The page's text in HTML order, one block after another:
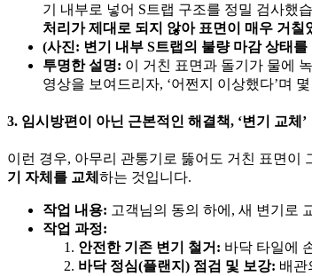
기 내부로 넣어 S트랩 구조를 정밀 검사했
처리가 제대로 되지 않아 표면이 매우 거칠
(사진: 변기 내부 S트랩의 불량 마감 상태
투명한 설명: 이 거친 표면과 돌기가 물에
영상을 보여드리자, ‘어쩐지 이상했다’며
3. 임시방편이 아닌 근본적인 해결책, ‘변기 교체’
이런 경우, 아무리 관통기로 뚫어도 거친 표면이
기 자체를 교체 하는 것입니다.
작업 내용: 고객님의 동의 하에, 새 변기로
작업 과정:
안전한 기존 변기 철거: 바닥 타일에
바닥 정심(플랜지) 점검 및 보강: 배관